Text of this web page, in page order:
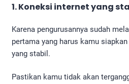
1. Koneksi internet yang
Karena pengurusannya sudah
pertama yang harus kamu
yang stabil.
Pastikan kamu tidak akan